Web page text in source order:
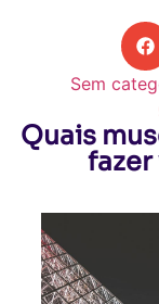
Sem
Quais